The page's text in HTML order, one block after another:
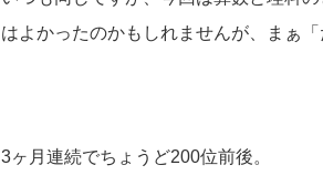
はよかったのかもしれませんが、まぁ
3ヶ月連続でちょうど200位前後。